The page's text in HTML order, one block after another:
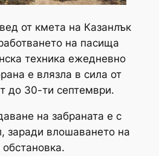
от кмета на Казанлък
на пасища
техника ежедневно
е влязла в сила от
до 30-ти септември.
на забраната е с
заради влошаването на